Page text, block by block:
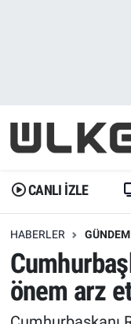
CANLI İZLE
HABERLER GÜNDEM
önem arz
Gündem
Dünya
Erişim
Ekonomi
Gündem
Trend
Erişim
Spor
İstanbul
Trafik Durumu
Erişim
Tüm